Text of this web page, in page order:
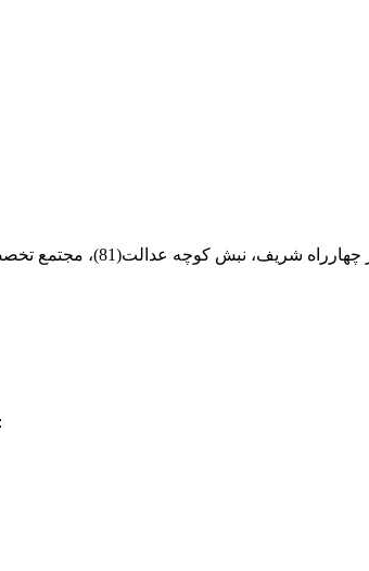
شریف، نبش کوچه عدالت(81)، مجتمع تخصصی مرکزآهن
: